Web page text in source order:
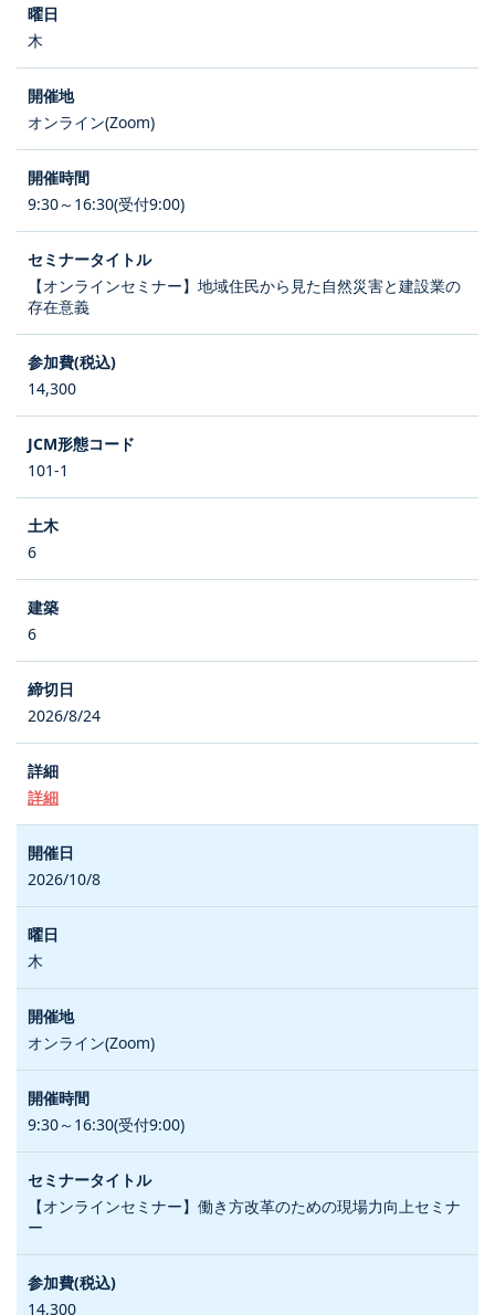
木
オンライン(Zoom)
9:30～16:30(受付9:00)
【オンラインセミナー】地域住民から見た自然災害と建設業の
存在意義
14,300
101-1
6
6
2026/8/24
詳細
2026/10/8
木
オンライン(Zoom)
9:30～16:30(受付9:00)
【オンラインセミナー】働き方改革のための現場力向上セミナ
ー
14,300